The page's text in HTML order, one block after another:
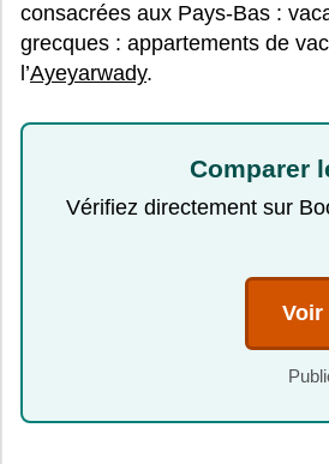
consacrées aux Pays-Bas :
grecques : appartements de
l’Ayeyarwady.
Comparer
Vérifiez directement sur
Voir